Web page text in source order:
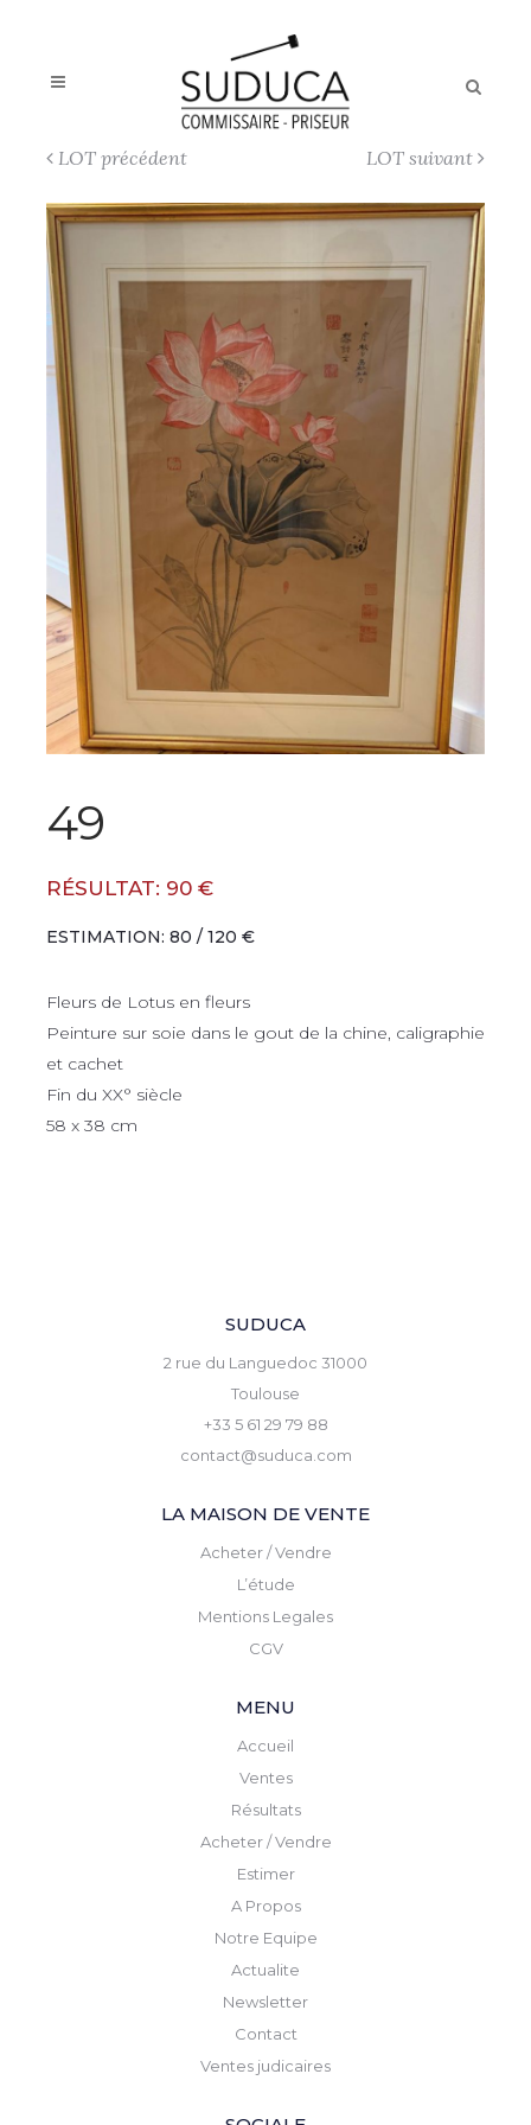
LOT précédent LOT suivant
49
RÉSULTAT: 90 €
ESTIMATION: 80 / 120 €
Fleurs de Lotus en fleurs
Peinture sur soie dans le gout de la chine, caligraphie
et cachet
Fin du XX° siècle
58 x 38 cm
SUDUCA
2 rue du Languedoc 31000
Toulouse
+33 5 61 29 79 88
contact@suduca.com
LA MAISON DE VENTE
Acheter / Vendre
L’étude
Mentions Legales
CGV
MENU
Accueil
Ventes
Résultats
Acheter / Vendre
Estimer
A Propos
Notre Equipe
Actualite
Newsletter
Contact
Ventes judicaires